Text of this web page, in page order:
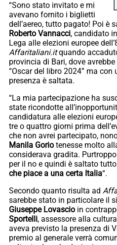
“Sono stato invitato e mi
avevano fornito i biglietti
dell’aereo, tutto pagato! Poi è
Roberto Vannacci, candidato
Lega alle elezioni europee
Affaritaliani.itquando
provincia di Bari, dove
“Oscar del libro 2024” ma
presenza è saltata.
“La mia partecipazione ha
state ricondotte
candidatura alle elezioni
tre o quattro giorni prima
che non avrei partecipato,
Manila Gorio tenesse molto
considerava gradita.
per il no e quindi è saltato
che piace a una certa Italia“.
Secondo quanto risulta ad
sarebbe stato in particolare il
Giuseppe Lovascio in
Sportelli, assessore alla
aveva previsto la presenza di
premio al generale verrà